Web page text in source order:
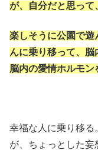
が、自分だと思って
楽しそうに公園で遊
んに乗り移って、
脳内の愛情ホルモン
幸福な人に乗り移る
が、ちょっとした妄